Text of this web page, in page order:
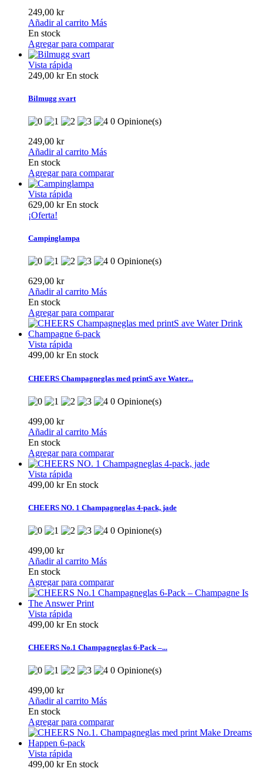
249,00 kr
Añadir al carrito Más
En stock
Agregar para comparar
Vista rápida
249,00 krEn stock
Bilmugg svart
0 Opinione(s)
249,00 kr
Añadir al carrito Más
En stock
Agregar para comparar
Vista rápida
629,00 krEn stock
¡Oferta!
Campinglampa
0 Opinione(s)
629,00 kr
Añadir al carrito Más
En stock
Agregar para comparar
Vista rápida
499,00 krEn stock
CHEERS Champagneglas med printS ave Water...
0 Opinione(s)
499,00 kr
Añadir al carrito Más
En stock
Agregar para comparar
Vista rápida
499,00 krEn stock
CHEERS NO. 1 Champagneglas 4-pack, jade
0 Opinione(s)
499,00 kr
Añadir al carrito Más
En stock
Agregar para comparar
Vista rápida
499,00 krEn stock
CHEERS No.1 Champagneglas 6-Pack –...
0 Opinione(s)
499,00 kr
Añadir al carrito Más
En stock
Agregar para comparar
Vista rápida
499,00 krEn stock